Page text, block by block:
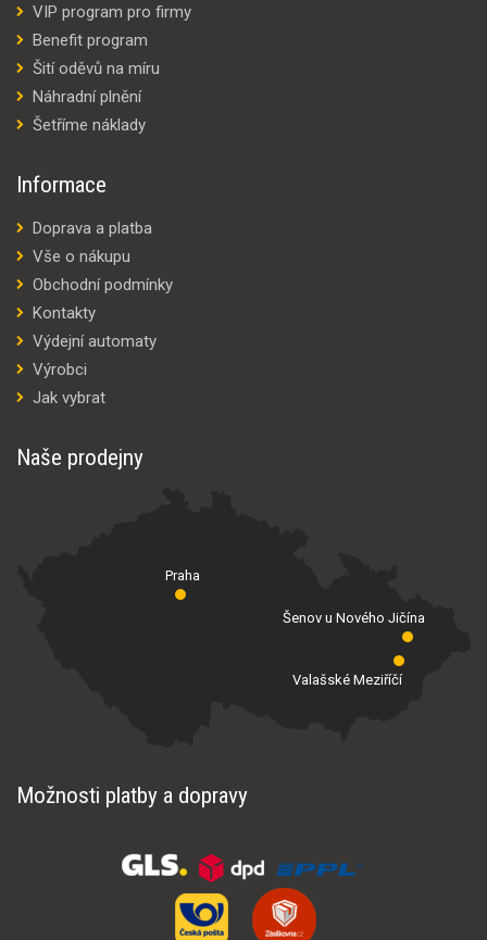
VIP program pro firmy
Benefit program
Šití oděvů na míru
Náhradní plnění
Šetříme náklady
Informace
Doprava a platba
Vše o nákupu
Obchodní podmínky
Kontakty
Výdejní automaty
Výrobci
Jak vybrat
Naše prodejny
Praha
Valašské Meziříčí
Šenov u Nového Jičína
Možnosti platby a dopravy